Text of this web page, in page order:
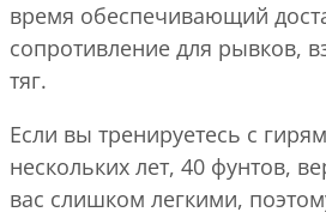
время обеспечивающий
сопротивление для рывков,
тяг.
Если вы тренируетесь с
нескольких лет, 40 фунтов,
вас слишком легкими,